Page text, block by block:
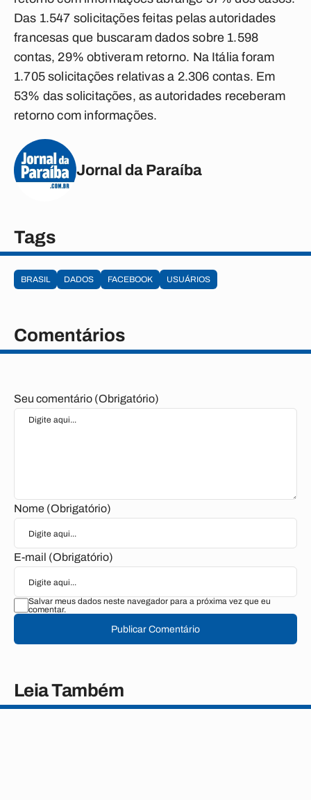
Das 1.547 solicitações feitas pelas autoridades
francesas que buscaram dados sobre 1.598
contas, 29% obtiveram retorno. Na Itália foram
1.705 solicitações relativas a 2.306 contas. Em
53% das solicitações, as autoridades receberam
retorno com informações.
Jornal da Paraíba
Tags
BRASIL DADOS FACEBOOK USUÁRIOS
Comentários
Seu comentário (Obrigatório)
Nome (Obrigatório)
E-mail (Obrigatório)
Salvar meus dados neste navegador para a próxima vez que eu
comentar.
Publicar Comentário
Leia Também